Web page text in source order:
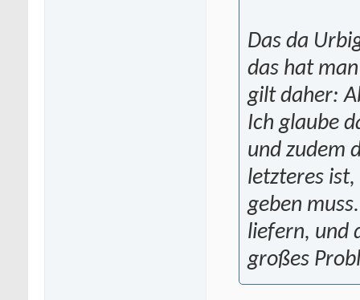
Das da
das hat
gilt daher:
Ich glaube
und zudem
letzteres ist,
geben
liefern, und
großes